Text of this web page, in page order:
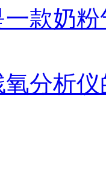
款奶
分析